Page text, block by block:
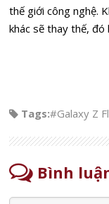
thế giới công nghệ.
khác sẽ thay thế, đó
Tags:#Galaxy Z
Bình